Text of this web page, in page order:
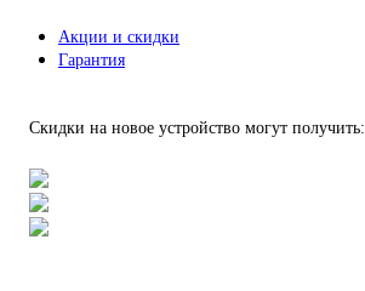
Акции и скидки
Гарантия
Скидки на новое устройство могут получить: